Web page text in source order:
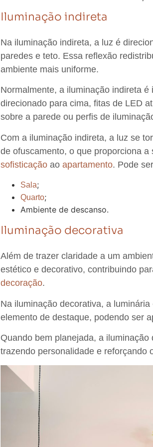
Iluminação indireta
Na iluminação indireta, a luz é
paredes e teto. Essa reflexão
ambiente mais uniforme.
Normalmente, a iluminação indireta
direcionado para cima, fitas de LED
sobre a parede ou perfis de
Com a iluminação indireta, a luz se
de ofuscamento, o que proporciona a
sofisticação ao apartamento. Pode
Sala;
Quarto;
Ambiente de descanso.
Iluminação decorativa
Além de trazer claridade a um
estético e decorativo, contribuindo
decoração.
Na iluminação decorativa, a
elemento de destaque, podendo ser
Quando bem planejada, a
trazendo personalidade e reforçando